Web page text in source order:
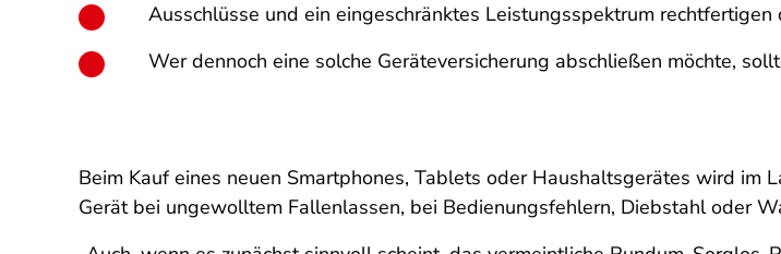
Ausschlüsse und ein eingeschränktes Leistungsspektrum
Wer dennoch eine solche Geräteversicherung abschließen möchte,
Beim Kauf eines neuen Smartphones, Tablets oder Haushaltsgerätes wird im
Gerät bei ungewolltem Fallenlassen, bei Bedienungsfehlern, Diebstahl oder